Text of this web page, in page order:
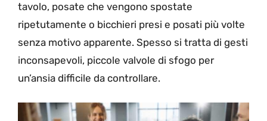
tavolo, posate che vengono spostate
ripetutamente o bicchieri presi e posati più volte
senza motivo apparente. Spesso si tratta di gesti
inconsapevoli, piccole valvole di sfogo per
un’ansia difficile da controllare.